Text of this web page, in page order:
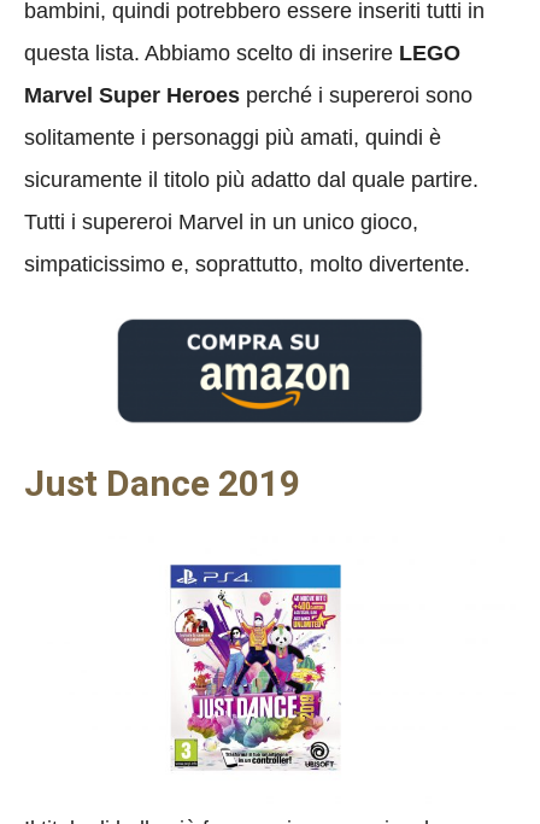
bambini, quindi potrebbero essere inseriti tutti in
questa lista. Abbiamo scelto di inserire LEGO
Marvel Super Heroes perché i supereroi sono
solitamente i personaggi più amati, quindi è
sicuramente il titolo più adatto dal quale partire.
Tutti i supereroi Marvel in un unico gioco,
simpaticissimo e, soprattutto, molto divertente.
Just Dance 2019